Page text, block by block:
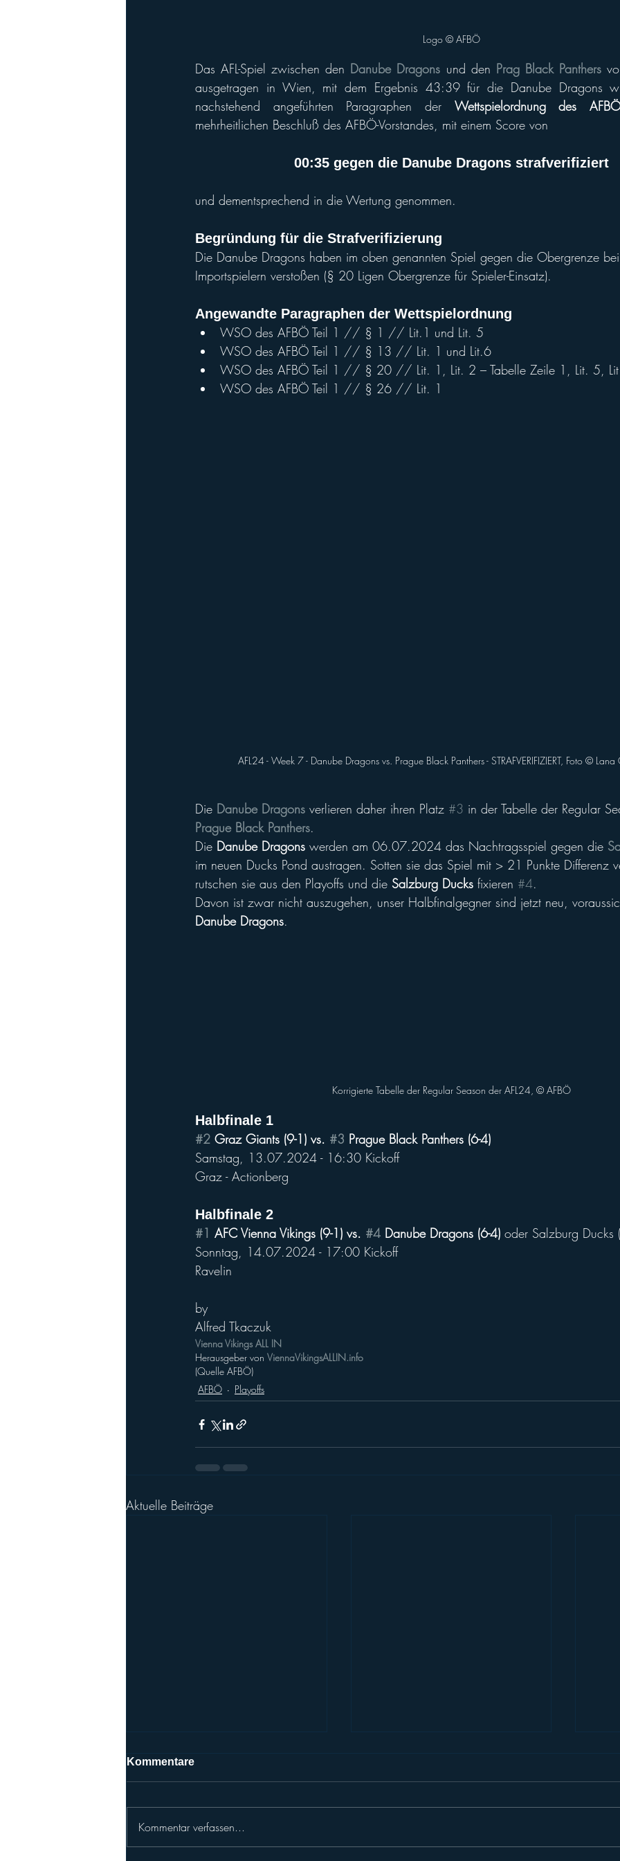
Logo © AFBÖ
Das AFL-Spiel zwischen den Danube Dragons und den Prag Black Panthers
ausgetragen in Wien, mit dem Ergebnis 43:39 für die Danube Dragons
nachstehend angeführten Paragraphen der Wettspielordnung des AFBÖ
mehrheitlichen Beschluß des AFBÖ-Vorstandes, mit einem Score von
00:35 gegen die Danube Dragons strafverifiziert
und dementsprechend in die Wertung genommen.
Begründung für die Strafverifizierung
Die Danube Dragons haben im oben genannten Spiel gegen die Obergrenze
Importspielern verstoßen (§ 20 Ligen Obergrenze für Spieler-Einsatz).
Angewandte Paragraphen der Wettspielordnung
WSO des AFBÖ Teil 1 // § 1 // Lit.1 und Lit. 5
WSO des AFBÖ Teil 1 // § 13 // Lit. 1 und Lit.6
WSO des AFBÖ Teil 1 // § 20 // Lit. 1, Lit. 2 – Tabelle Zeile 1, Lit. 5,
WSO des AFBÖ Teil 1 // § 26 // Lit. 1
AFL24 - Week 7 - Danube Dragons vs. Prague Black Panthers - STRAFVERIFIZIERT, Foto ©
Die Danube Dragons verlieren daher ihren Platz #3 in der Tabelle der Regular
Prague Black Panthers.
Die Danube Dragons werden am 06.07.2024 das Nachtragsspiel gegen die
im neuen Ducks Pond austragen. Sotten sie das Spiel mit > 21 Punkte Differenz
rutschen sie aus den Playoffs und die Salzburg Ducks fixieren #4.
Davon ist zwar nicht auszugehen, unser Halbfinalgegner sind jetzt neu,
Danube Dragons.
Korrigierte Tabelle der Regular Season der AFL24, © AFBÖ
Halbfinale 1
#2 Graz Giants (9-1) vs. #3 Prague Black Panthers (6-4)
Samstag, 13.07.2024 - 16:30 Kickoff
Graz - Actionberg
Halbfinale 2
#1 AFC Vienna Vikings (9-1) vs. #4 Danube Dragons (6-4) oder Salzburg Ducks
Sonntag, 14.07.2024 - 17:00 Kickoff
Ravelin
by
Alfred Tkaczuk
Vienna Vikings ALL IN
Herausgeber von ViennaVikingsALLIN.info
(Quelle AFBÖ)
AFBÖ
Playoffs
Aktuelle Beiträge
Kommentare
Kommentar verfassen...